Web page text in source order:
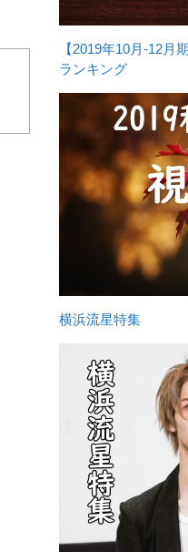
【2019年10月-12月
ランキング
横浜流星特集